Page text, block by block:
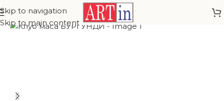
Skip to navigation
Skip to main content